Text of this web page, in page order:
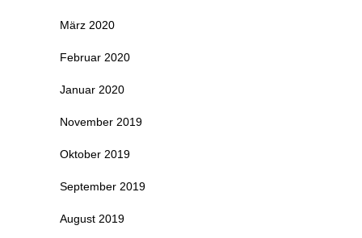
März 2020
Februar 2020
Januar 2020
November 2019
Oktober 2019
September 2019
August 2019